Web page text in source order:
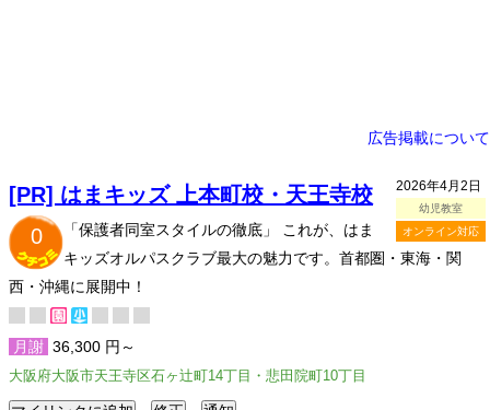
広告掲載について
2026年4月2日
幼児教室
オンライン対応
[PR] はまキッズ 上本町校・天王寺校
0
「保護者同室スタイルの徹底」 これが、はま
キッズオルパスクラブ最大の魅力です。首都圏・東海・関
西・沖縄に展開中！
月謝 36,300 円～
大阪府大阪市天王寺区石ヶ辻町14丁目・悲田院町10丁目